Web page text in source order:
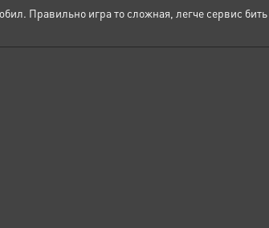
Правильно игра то сложная, легче сервис